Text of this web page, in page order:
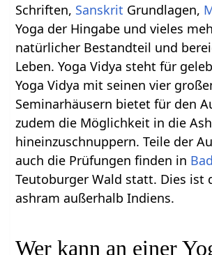
Schriften, Sanskrit Grundlagen,
Yoga der Hingabe und vieles
natürlicher Bestandteil und
Leben. Yoga Vidya steht für
Yoga Vidya mit seinen vier
Seminarhäusern bietet für den
zudem die Möglichkeit in die
hineinzuschnuppern. Teile der
auch die Prüfungen finden in
Teutoburger Wald statt. Dies ist
ashram außerhalb Indiens.
Wer kann an einer